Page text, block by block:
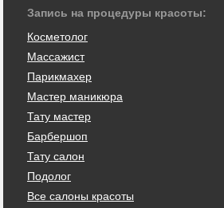
Запись на процедуры красоты:
Косметолог
Массажист
Парикмахер
Мастер маникюра
Тату мастер
Барбершоп
Тату салон
Подолог
Все салоны красоты